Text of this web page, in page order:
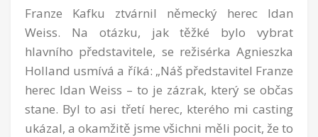
Franze Kafku ztvárnil německý herec Idan
Weiss. Na otázku, jak těžké bylo vybrat
hlavního představitele, se režisérka Agnieszka
Holland usmívá a říká: „Náš představitel Franze
herec Idan Weiss – to je zázrak, který se občas
stane. Byl to asi třetí herec, kterého mi casting
ukázal, a okamžitě jsme všichni měli pocit, že to